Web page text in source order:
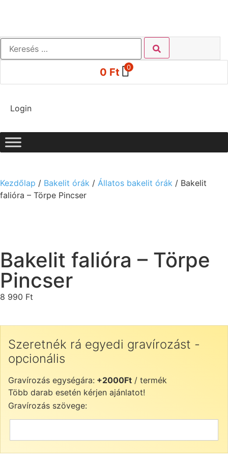
0 Ft 0
Login
Kezdőlap / Bakelit órák / Állatos bakelit órák / Bakelit
falióra – Törpe Pincser
Bakelit falióra – Törpe
Pincser
8 990 Ft
Szeretnék rá egyedi gravírozást -
opcionális
Gravírozás egységára: +2000Ft / termék
Több darab esetén kérjen ajánlatot!
Gravírozás szövege: